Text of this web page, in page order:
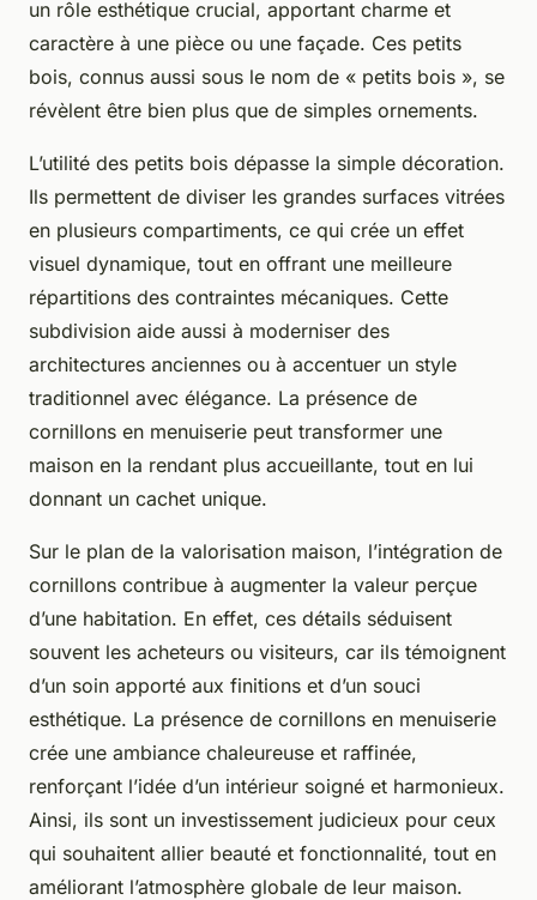
un rôle esthétique crucial, apportant charme et
caractère à une pièce ou une façade. Ces petits
bois, connus aussi sous le nom de « petits bois », se
révèlent être bien plus que de simples ornements.
L’utilité des petits bois dépasse la simple décoration.
Ils permettent de diviser les grandes surfaces vitrées
en plusieurs compartiments, ce qui crée un effet
visuel dynamique, tout en offrant une meilleure
répartitions des contraintes mécaniques. Cette
subdivision aide aussi à moderniser des
architectures anciennes ou à accentuer un style
traditionnel avec élégance. La présence de
cornillons en menuiserie peut transformer une
maison en la rendant plus accueillante, tout en lui
donnant un cachet unique.
Sur le plan de la valorisation maison, l’intégration de
cornillons contribue à augmenter la valeur perçue
d’une habitation. En effet, ces détails séduisent
souvent les acheteurs ou visiteurs, car ils témoignent
d’un soin apporté aux finitions et d’un souci
esthétique. La présence de cornillons en menuiserie
crée une ambiance chaleureuse et raffinée,
renforçant l’idée d’un intérieur soigné et harmonieux.
Ainsi, ils sont un investissement judicieux pour ceux
qui souhaitent allier beauté et fonctionnalité, tout en
améliorant l’atmosphère globale de leur maison.